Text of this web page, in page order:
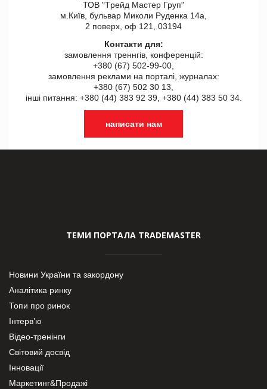
ТОВ "Tрейд Мастер Груп"
м.Київ, бульвар Миколи Руденка 14а,
2 поверх, оф 121, 03194
Контакти для:
замовлення треннгів, конференцій:
+380 (67) 502-99-00,
замовлення реклами на порталі, журналах:
+380 (67) 502 30 13,
інші питання: +380 (44) 383 92 39, +380 (44) 383 50 34.
написати нам
ТЕМИ ПОРТАЛА TRADEMASTER
Новини України та закордону
Аналітика ринку
Топи про ринок
Інтерв’ю
Відео-тренінги
Світовий досвід
Інновації
Маркетинг&Продажі